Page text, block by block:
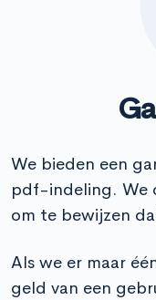
We bieden een
pdf-indeling. We
om te bewijzen
Als we er maar
geld van een